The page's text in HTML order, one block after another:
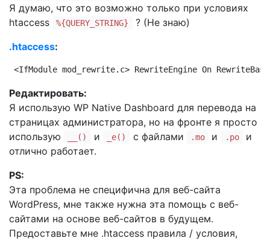
Я думаю, что это возможно только при условиях
htaccess
%{QUERY_STRING}
? (Не знаю)
.htaccess:
<IfModule mod_rewrite.c> RewriteEngine On
Редактировать:
Я использую WP Native Dashboard для перевода на
страницах администратора, но на фронте я просто
использую
__() и _e() с файлами .mo и .po
и
отлично работает.
PS:
Эта проблема не специфична для веб-сайта
WordPress, мне также нужна эта помощь с веб-
сайтами на основе веб-сайтов в будущем.
Предоставьте мне .htaccess правила / условия,